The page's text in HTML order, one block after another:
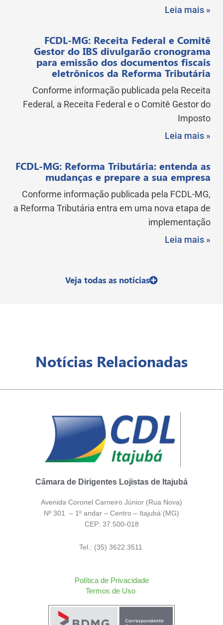
Leia mais »
FCDL-MG: Receita Federal e Comitê
Gestor do IBS divulgarão cronograma
para emissão dos documentos fiscais
eletrônicos da Reforma Tributária
Conforme informação publicada pela Receita
Federal, a Receita Federal e o Comitê Gestor do
Imposto
Leia mais »
FCDL-MG: Reforma Tributária: entenda as
mudanças e prepare a sua empresa
Conforme informação publicada pela FCDL-MG,
a Reforma Tributária entra em uma nova etapa de
implementação
Leia mais »
Veja todas as notícias
Notícias Relacionadas
Câmara de Dirigentes Lojistas de Itajubá
Avenida Coronel Carneiro Júnior (Rua Nova)
Nº 301 – 1º andar – Centro – Itajubá (MG)
CEP: 37.500-018
Tel.: (35) 3622.3511
Política de Privacidade
Termos de Uso